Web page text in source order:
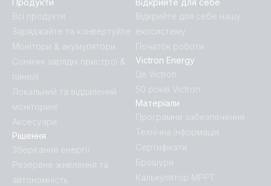
Всі продукти
Заряджайте та конвертуйте
Монітори & акумулятори
Сонячні зарядні пристрої &
панелі
Локальний та віддалений
моніторинг
Аксесуари
Відкрийте для себе нашу
екосистему
Початок роботи
Victron Energy
Це Victron
50 років Victron
Рішення
Зберігання енергії
Резервне живлення та
автономність
Матеріали
Програмне забезпечення
Технічна інформація
Сертифікати
Брошури
Калькулятор MPPT